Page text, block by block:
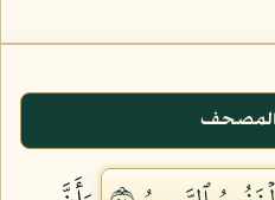
المصحف